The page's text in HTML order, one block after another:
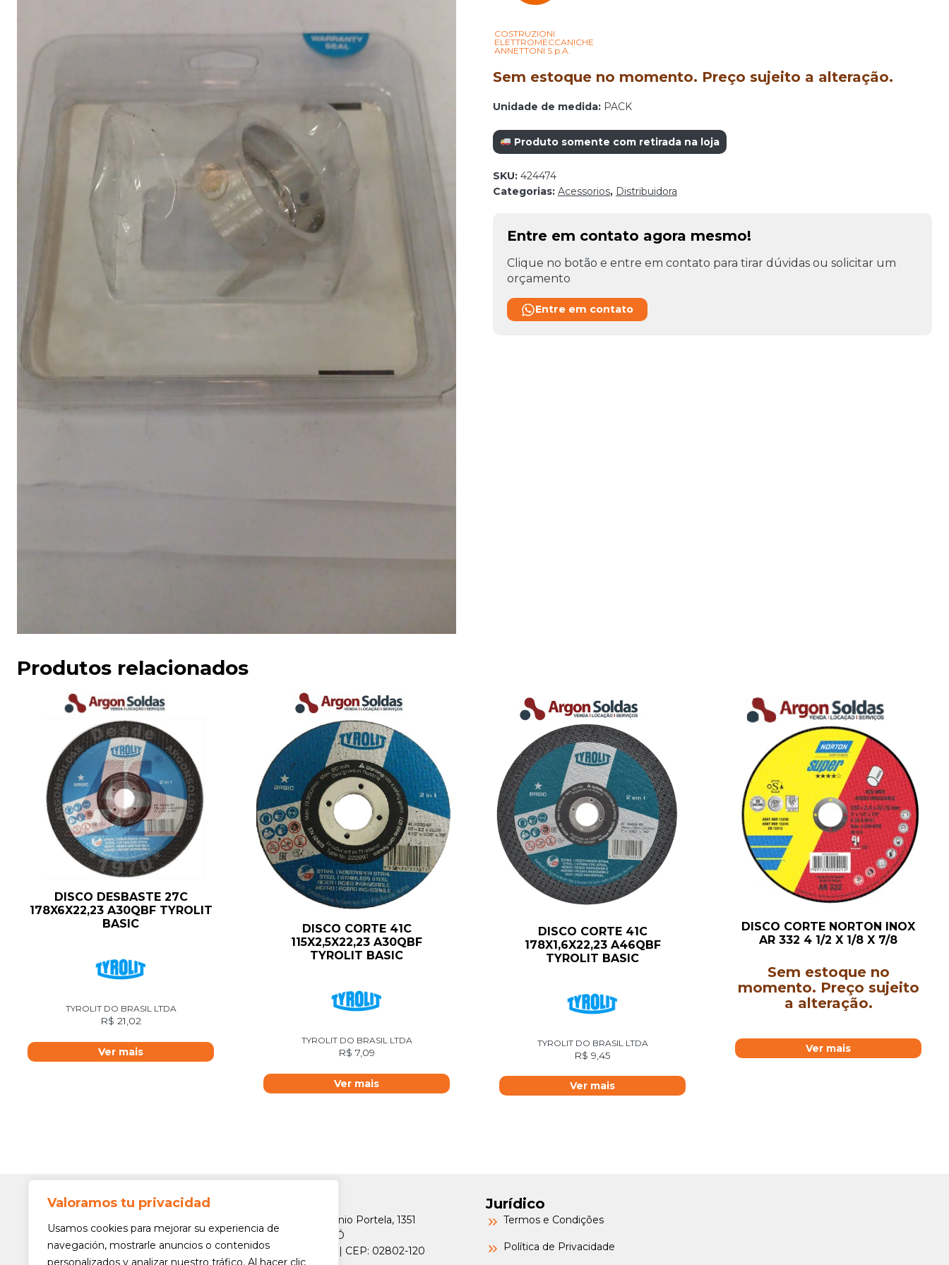
Valoramos tu privacidad
Usamos cookies para mejorar su experiencia de
navegación, mostrarle anuncios o contenidos
personalizados y analizar nuestro tráfico. Al hacer clic
COSTRUZIONI
ELETTROMECCANICHE
ANNETTONI S.p.A.
Sem estoque no momento. Preço sujeito a alteração.
Unidade de medida:PACK
Produto somente com retirada na loja
SKU: 424474
Categorias: Acessorios, Distribuidora
Entre em contato agora mesmo!
Clique no botão e entre em contato para tirar dúvidas ou solicitar um
orçamento
Entre em contato
Produtos relacionados
DISCO DESBASTE 27C
178X6X22,23 A30QBF TYROLIT
BASIC
TYROLIT DO BRASIL LTDA
R$ 21,02
Ver mais
DISCO CORTE 41C
115X2,5X22,23 A30QBF
TYROLIT BASIC
TYROLIT DO BRASIL LTDA
R$ 7,09
Ver mais
DISCO CORTE 41C
178X1,6X22,23 A46QBF
TYROLIT BASIC
TYROLIT DO BRASIL LTDA
R$ 9,45
Ver mais
DISCO CORTE NORTON INOX
AR 332 4 1/2 X 1/8 X 7/8
Sem estoque no
momento. Preço sujeito
a alteração.
Ver mais
Av. Min. Petrônio Portela, 1351
Freguesia do Ó
São Paulo/SP | CEP: 02802-120
Jurídico
Termos e Condições
Política de Privacidade